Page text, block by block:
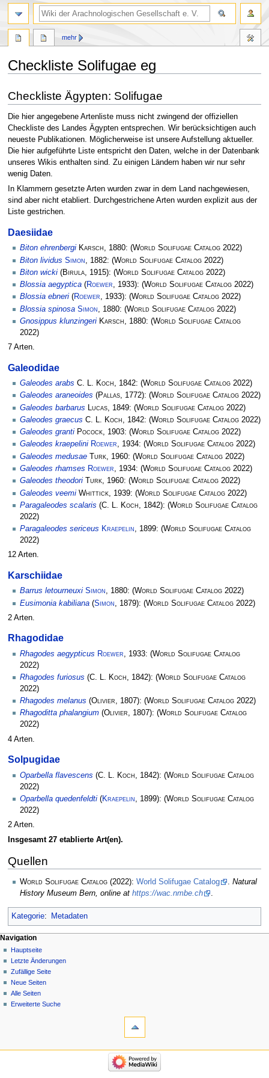
Checkliste Solifugae eg
Navigation
springen
Suche
springen
Checkliste Ägypten: Solifugae
Die hier angegebene Artenliste muss nicht zwingend der offiziellen
Checkliste des Landes Ägypten entsprechen. Wir berücksichtigen auch
neueste Publikationen. Möglicherweise ist unsere Aufstellung aktueller.
Die hier aufgeführte Liste entspricht den Daten, welche in der Datenbank
unseres Wikis enthalten sind. Zu einigen Ländern haben wir nur sehr
wenig Daten.
In Klammern gesetzte Arten wurden zwar in dem Land nachgewiesen,
sind aber nicht etabliert. Durchgestrichene Arten wurden explizit aus der
Liste gestrichen.
Daesiidae
Biton ehrenbergi Karsch, 1880: (World Solifugae Catalog 2022)
Biton lividus Simon , 1882: (World Solifugae Catalog 2022)
Biton wicki (Birula, 1915): (World Solifugae Catalog 2022)
Blossia aegyptica (Roewer, 1933): (World Solifugae Catalog 2022)
Blossia ebneri (Roewer, 1933): (World Solifugae Catalog 2022)
Blossia spinosa Simon , 1880: (World Solifugae Catalog 2022)
Gnosippus klunzingeri Karsch, 1880: (World Solifugae Catalog
2022)
7 Arten.
Galeodidae
Galeodes arabs C. L. Koch, 1842: (World Solifugae Catalog 2022)
Galeodes araneoides (Pallas, 1772): (World Solifugae Catalog 2022)
Galeodes barbarus
Lucas , 1849: (World Solifugae Catalog 2022)
Galeodes graecus C. L. Koch, 1842: (World Solifugae Catalog 2022)
Galeodes granti Pocock, 1903: (World Solifugae Catalog 2022)
Galeodes kraepelini Roewer, 1934: (World Solifugae Catalog 2022)
Galeodes medusae Turk , 1960: (World Solifugae Catalog 2022)
Galeodes rhamses Roewer, 1934: (World Solifugae Catalog 2022)
Galeodes theodori
Turk, 1960: (World Solifugae Catalog 2022)
Galeodes veemi Whittick , 1939: (World Solifugae Catalog 2022)
Paragaleodes scalaris (C. L. Koch , 1842): (World Solifugae Catalog
2022)
Paragaleodes sericeus Kraepelin, 1899: (World Solifugae Catalog
2022)
12 Arten.
Karschiidae
Barrus letourneuxi Simon, 1880: (World Solifugae Catalog 2022)
Eusimonia kabiliana (Simon , 1879): (World Solifugae Catalog 2022)
2 Arten.
Rhagodidae
Rhagodes aegypticus Roewer , 1933: (World Solifugae Catalog
2022)
Rhagodes furiosus (C. L. Koch, 1842): (World Solifugae Catalog
2022)
Rhagodes melanus (Olivier, 1807): (World Solifugae Catalog 2022)
Rhagoditta phalangium (Olivier, 1807): (World Solifugae Catalog
2022)
4 Arten.
Solpugidae
Oparbella flavescens (C. L. Koch , 1842): (World Solifugae Catalog
2022)
Oparbella quedenfeldti (Kraepelin, 1899): (World Solifugae Catalog
2022)
2 Arten.
Insgesamt 27 etablierte Art(en).
Quellen
World Solifugae Catalog (2022): World Solifugae Catalog . Natural
History Museum Bern, online at https://wac.nmbe.ch .
Kategorie: Metadaten
mehr
Navigation
Hauptseite
Letzte Änderungen
Zufällige Seite
Neue Seiten
Alle Seiten
Erweiterte Suche